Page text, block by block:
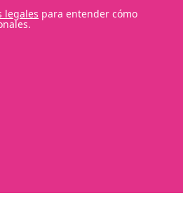
legales para entender cómo